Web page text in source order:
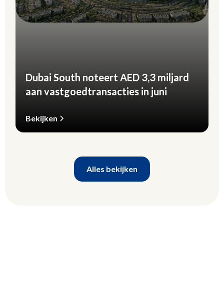
Dubai South noteert AED 3,3 miljard
aan vastgoedtransacties in juni
Bekijken
Alles bekijken